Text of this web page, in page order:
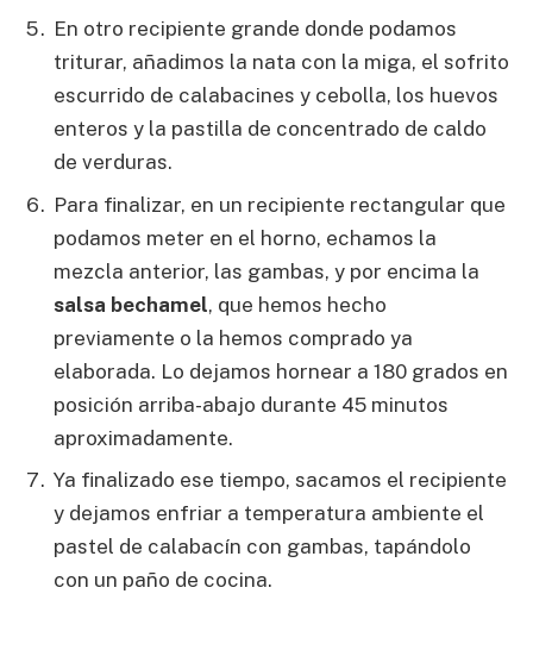
En otro recipiente grande donde podamos
triturar, añadimos la nata con la miga, el sofrito
escurrido de calabacines y cebolla, los huevos
enteros y la pastilla de concentrado de caldo
de verduras.
Para finalizar, en un recipiente rectangular que
podamos meter en el horno, echamos la
mezcla anterior, las gambas, y por encima la
salsa bechamel, que hemos hecho
previamente o la hemos comprado ya
elaborada. Lo dejamos hornear a 180 grados en
posición arriba-abajo durante 45 minutos
aproximadamente.
Ya finalizado ese tiempo, sacamos el recipiente
y dejamos enfriar a temperatura ambiente el
pastel de calabacín con gambas, tapándolo
con un paño de cocina.